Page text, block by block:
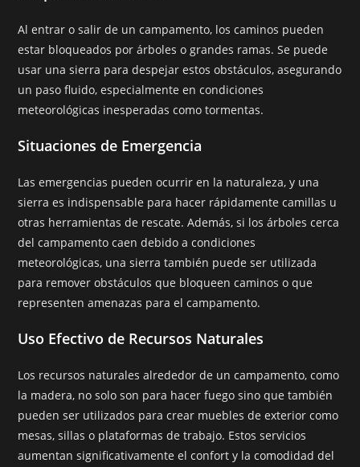
Al entrar o salir de un campamento, los caminos pueden
estar bloqueados por árboles o grandes ramas. Se puede
usar una sierra para despejar estos obstáculos, asegurando
un paso fluido, especialmente en condiciones
meteorológicas inesperadas como tormentas.
Situaciones de Emergencia
Las emergencias pueden ocurrir en la naturaleza, y una
sierra es indispensable para hacer rápidamente camillas u
otras herramientas de rescate. Además, si los árboles cerca
del campamento caen debido a condiciones
meteorológicas, una sierra también puede ser utilizada
para remover obstáculos que bloqueen caminos o que
representen amenazas para el campamento.
Uso Efectivo de Recursos Naturales
Los recursos naturales alrededor de un campamento, como
la madera, no solo son para hacer fuego sino que también
pueden ser utilizados para crear muebles de exterior como
mesas, sillas o plataformas de trabajo. Estos servicios
aumentan significativamente el confort y la comodidad del